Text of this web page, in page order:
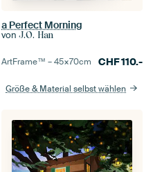
a Perfect Morning
von J.O. Han
ArtFrame™ –45×70cm CHF110.-
Größe & Material selbst wählen